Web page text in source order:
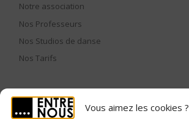
Vous aimez les cookies ?
Notre association
Nos Professeurs
Nos Studios de danse
Nos Tarifs